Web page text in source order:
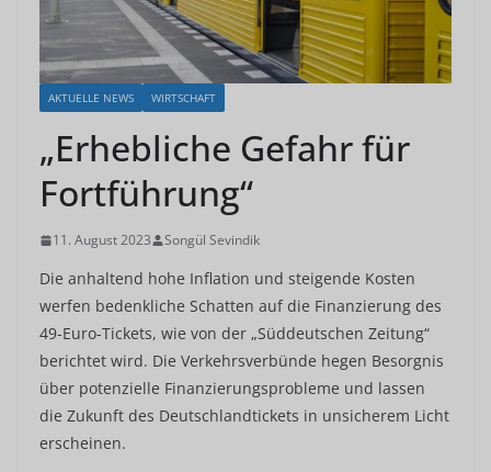
AKTUELLE NEWS WIRTSCHAFT
„Erhebliche Gefahr für
Fortführung“
11. August 2023 Songül Sevindik
Die anhaltend hohe Inflation und steigende Kosten
werfen bedenkliche Schatten auf die Finanzierung des
49-Euro-Tickets, wie von der „Süddeutschen Zeitung“
berichtet wird. Die Verkehrsverbünde hegen Besorgnis
über potenzielle Finanzierungsprobleme und lassen
die Zukunft des Deutschlandtickets in unsicherem Licht
erscheinen.